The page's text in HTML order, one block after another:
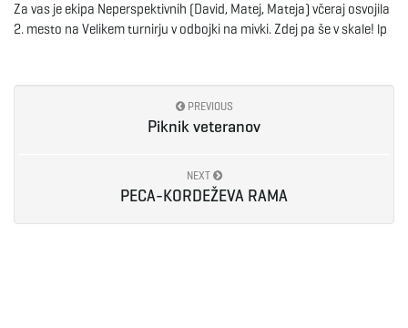
g
Za vas je ekipa Neperspektivnih (David, Matej, Mateja) včeraj osvojila
2. mesto na Velikem turnirju v odbojki na mivki. Zdej pa še v skale! lp
PREVIOUS
Piknik veteranov
NEXT
PECA-KORDEŽEVA RAMA